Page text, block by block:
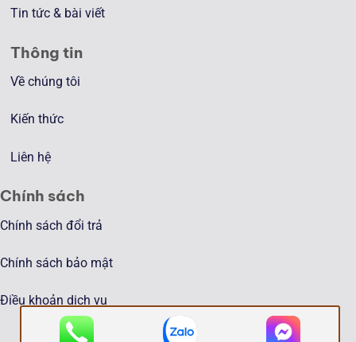
Tin tức & bài viết
Thông tin
Về chúng tôi
Kiến thức
Liên hệ
Chính sách
Chính sách đổi trả
Chính sách bảo mật
Điều khoản dịch vụ